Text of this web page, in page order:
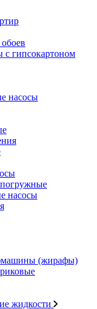
с гипсокартоном
насосы
насосы
(жирафы)
жидкости